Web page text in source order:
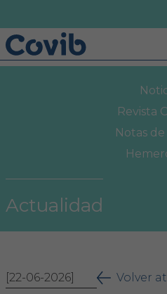
HOME
Comisiones asesoras
Área Colegial
Revista
Notas
Actualidad
[22-06-2026] Volver